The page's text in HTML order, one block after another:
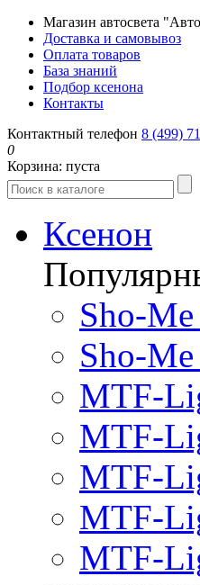
Магазин автосвета
Доставка и самовывоз
Оплата товаров
База знаний
Подбор ксенона
Контакты
Контактный телефон 8 (499)
0
Корзина: пуста
Ксенон
Sho-
Sho-
MTF-
MTF-
MTF-
MTF-
MTF-